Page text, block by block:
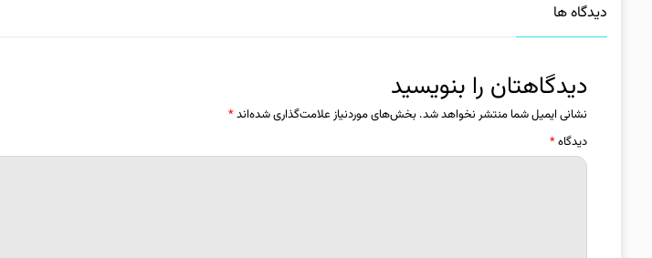
دیدگاه ها
دیدگاهتان را بنویسید
نشانی ایمیل شما منتشر نخواهد شد. بخش‌های موردنیاز علامت‌گذاری شده‌اند*
دیدگاه*